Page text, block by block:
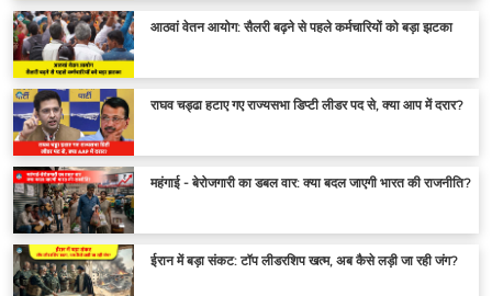
आठवां वेतन आयोग: सैलरी बढ़ने से पहले कर्मचारियों को बड़ा झटका
राघव चड्ढा हटाए गए राज्यसभा डिप्टी लीडर पद से, क्या आप में दरार?
महंगाई - बेरोजगारी का डबल वार: क्या बदल जाएगी भारत की राजनीति?
ईरान में बड़ा संकट: टॉप लीडरशिप खत्म, अब कैसे लड़ी जा रही जंग?